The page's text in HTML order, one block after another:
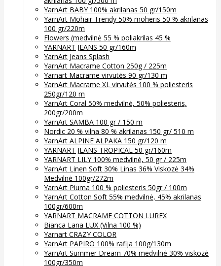
YarnArt BABY 100% akrilanas 50 gr/150m
YarnArt Mohair Trendy 50% moheris 50 % akrilanas
100 gr/220m
Flowers (medvilnė 55 % poliakrilas 45 %
YARNART JEANS 50 gr/160m
YarnArt Jeans Splash
YarnArt Macrame Cotton 250g / 225m
Yarnart Macrame virvutės 90 gr/130 m
YarnArt Macrame XL virvutės 100 % poliesteris
250gr/120 m
YarnArt Coral 50% medvilnė, 50% poliesteris,
200gr/200m
YarnArt SAMBA 100 gr / 150 m
Nordic 20 % vilna 80 % akrilanas 150 gr/ 510 m
YarnArt ALPINE ALPAKA 150 gr/120 m
YARNART JEANS TROPICAL 50 gr/160m
YARNART LILY 100% medvilnė, 50 gr / 225m
YarnArt Linen Soft 30% Linas 36% Viskozė 34%
Medvilnė 100gr/272m
YarnArt Piuma 100 % poliesteris 50gr / 100m
YarnArt Cotton Soft 55% medvilnė, 45% akrilanas
100gr/600m
YARNART MACRAME COTTON LUREX
Bianca Lana LUX (Vilna 100 %)
Yarnart CRAZY COLOR
YarnArt PAPIRO 100% rafija 100g/130m
YarnArt Summer Dream 70% medvilnė 30% viskozė
100gr/350m